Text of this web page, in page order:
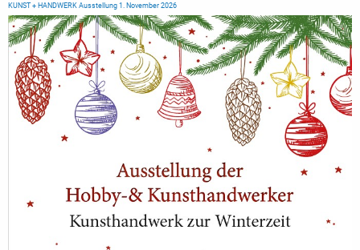
KUNST + HANDWERK Ausstellung 1. November 2026